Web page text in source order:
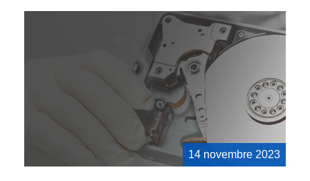
14 novembre 2023